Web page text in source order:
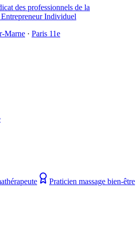
des professionnels de la
Individuel
Marne · Paris 11e
Praticien massage bien-être